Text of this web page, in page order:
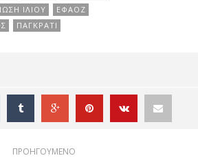
ΙΛΙΟΥ
ΕΦΑΟΖ
ΠΑΓΚΡΑΤΙ
ΠΡΟΗΓΟΥΜΕΝΟ